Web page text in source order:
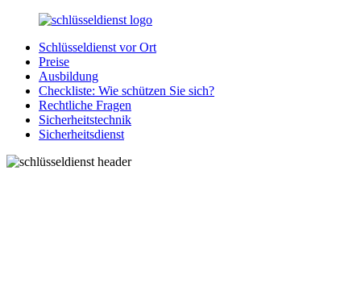
Zurück
Inhalt
SchluesseldienstDirekt.de
Ihre
Notlage
wird
gelöst!
Schlüsseldienst vor Ort
Preise
Ausbildung
Checkliste: Wie schützen Sie sich?
Rechtliche Fragen
Sicherheitstechnik
Sicherheitsdienst